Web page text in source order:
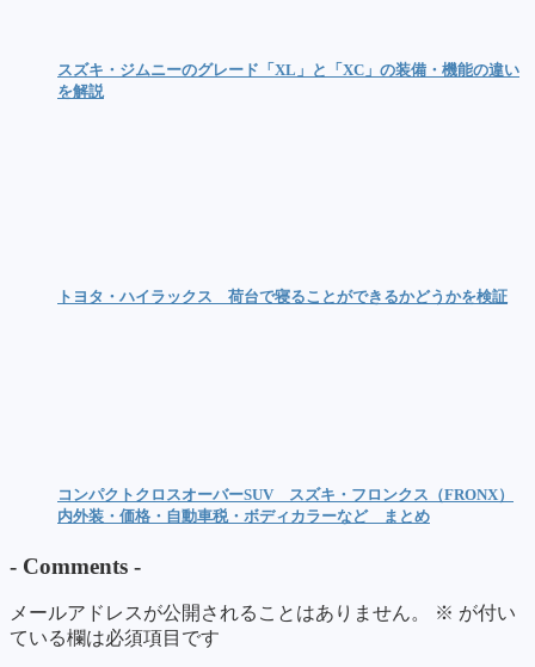
スズキ・ジムニーのグレード「XL」と「XC」の装備・機能の違い
を解説
トヨタ・ハイラックス 荷台で寝ることができるかどうかを検証
コンパクトクロスオーバーSUV スズキ・フロンクス（FRONX）
内外装・価格・自動車税・ボディカラーなど まとめ
- Comments -
メールアドレスが公開されることはありません。 ※ が付い
ている欄は必須項目です